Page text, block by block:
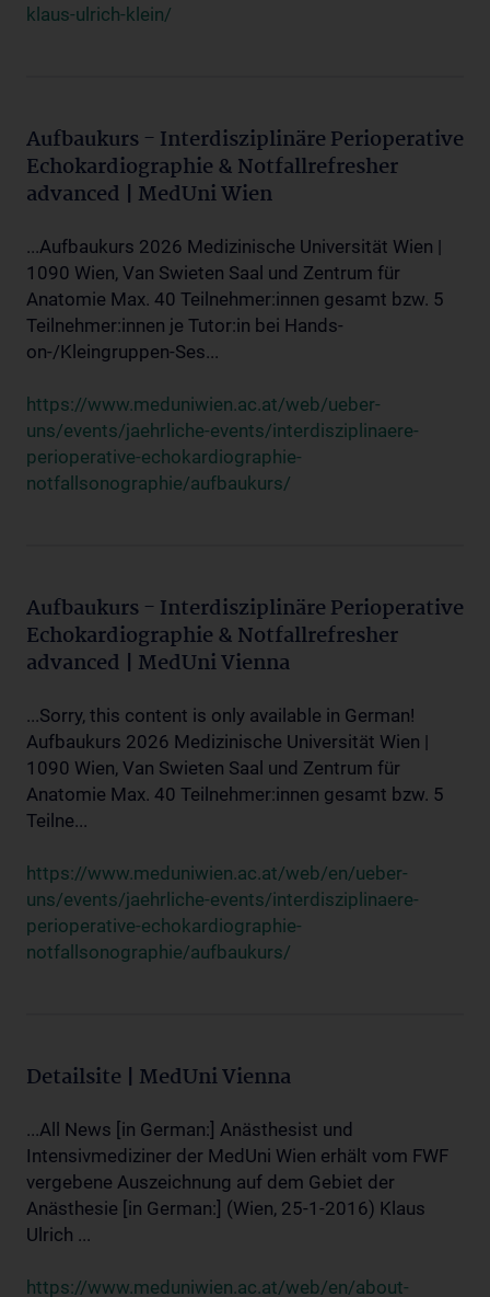
klaus-ulrich-klein/
Aufbaukurs - Interdisziplinäre Perioperative
Echokardiographie & Notfallrefresher
advanced | MedUni Wien
...Aufbaukurs 2026 Medizinische Universität Wien |
1090 Wien, Van Swieten Saal und Zentrum für
Anatomie Max. 40 Teilnehmer:innen gesamt bzw. 5
Teilnehmer:innen je Tutor:in bei Hands-
on-/Kleingruppen-Ses...
https://www.meduniwien.ac.at/web/ueber-
uns/events/jaehrliche-events/interdisziplinaere-
perioperative-echokardiographie-
notfallsonographie/aufbaukurs/
Aufbaukurs - Interdisziplinäre Perioperative
Echokardiographie & Notfallrefresher
advanced | MedUni Vienna
...Sorry, this content is only available in German!
Aufbaukurs 2026 Medizinische Universität Wien |
1090 Wien, Van Swieten Saal und Zentrum für
Anatomie Max. 40 Teilnehmer:innen gesamt bzw. 5
Teilne...
https://www.meduniwien.ac.at/web/en/ueber-
uns/events/jaehrliche-events/interdisziplinaere-
perioperative-echokardiographie-
notfallsonographie/aufbaukurs/
Detailsite | MedUni Vienna
...All News [in German:] Anästhesist und
Intensivmediziner der MedUni Wien erhält vom FWF
vergebene Auszeichnung auf dem Gebiet der
Anästhesie [in German:] (Wien, 25-1-2016) Klaus
Ulrich ...
https://www.meduniwien.ac.at/web/en/about-